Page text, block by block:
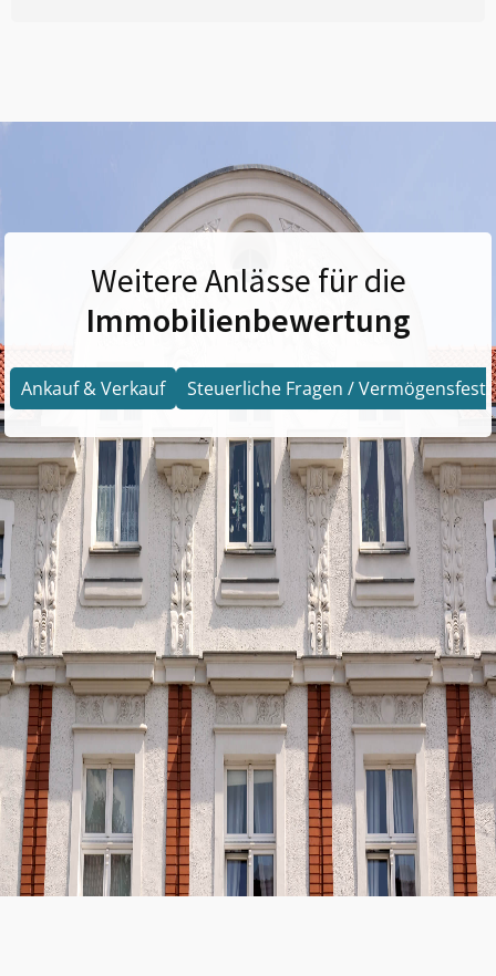
Weitere Anlässe für die
Immobilienbewertung
Ankauf & Verkauf Steuerliche Fragen /